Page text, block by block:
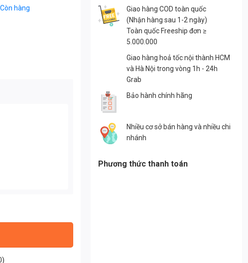
Còn hàng
số lượng
Giao hàng COD toàn quốc
(Nhận hàng sau 1-2 ngày)
Toàn quốc Freeship đơn ≥
5.000.000
Giao hàng hoả tốc nội thành HCM
và Hà Nội trong vòng 1h - 24h
Grab
Bảo hành chính hãng
Nhiều cơ sở bán hàng và nhiều chi
nhánh
Phương thức thanh toán